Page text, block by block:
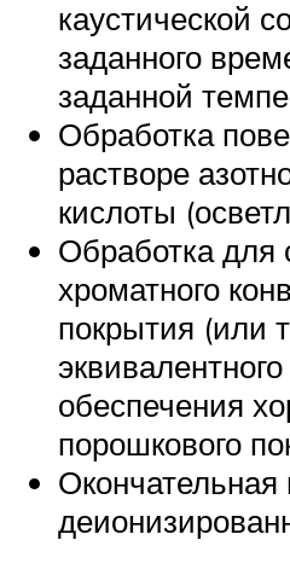
каустической
заданного
заданной
Обработка
растворе
кислоты
Обработка для
хроматного
покрытия (или
обеспечения
порошкового